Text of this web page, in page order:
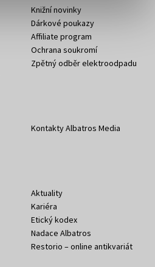
Knižní novinky
Dárkové poukazy
Affiliate program
Ochrana soukromí
Zpětný odběr elektroodpadu
Kontakty Albatros Media
Aktuality
Kariéra
Etický kodex
Nadace Albatros
Restorio – online antikvariát